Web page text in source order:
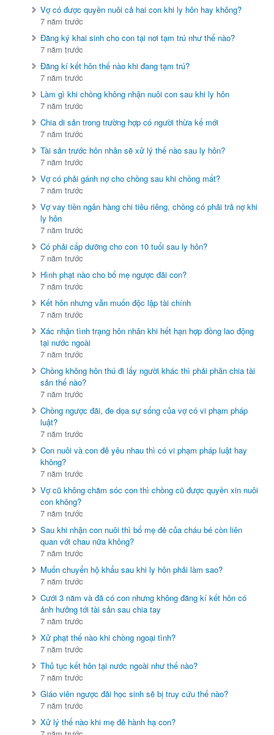
Vợ có được quyền nuôi cả hai con khi ly hôn hay không?
7 năm trước
Đăng ký khai sinh cho con tại nơi tạm trú như thế nào?
7 năm trước
Đăng kí kết hôn thế nào khi đang tạm trú?
7 năm trước
Làm gì khi chồng không nhận nuôi con sau khi ly hôn
7 năm trước
Chia di sản trong trường hợp có người thừa kế mới
7 năm trước
Tài sản trước hôn nhân sẽ xử lý thế nào sau ly hôn?
7 năm trước
Vợ có phải gánh nợ cho chồng sau khi chồng mất?
7 năm trước
Vợ vay tiền ngân hàng chi tiêu riêng, chồng có phải trả nợ khi
ly hôn
7 năm trước
Có phải cấp dưỡng cho con 10 tuổi sau ly hôn?
7 năm trước
Hình phạt nào cho bố mẹ ngược đãi con?
7 năm trước
Kết hôn nhưng vẫn muốn độc lập tài chính
7 năm trước
Xác nhận tình trạng hôn nhân khi hết hạn hợp đồng lao động
tại nước ngoài
7 năm trước
Chồng không hôn thú đi lấy người khác thì phải phân chia tài
sản thế nào?
7 năm trước
Chồng ngược đãi, đe dọa sự sống của vợ có vi phạm pháp
luật?
7 năm trước
Con nuôi và con đẻ yêu nhau thì có vi phạm pháp luật hay
không?
7 năm trước
Vợ cũ không chăm sóc con thì chồng cũ được quyền xin nuôi
con không?
7 năm trước
Sau khi nhận con nuôi thì bố mẹ đẻ của cháu bé còn liên
quan với chau nữa không?
7 năm trước
Muốn chuyển hộ khẩu sau khi ly hôn phải làm sao?
7 năm trước
Cưới 3 năm và đã có con nhưng không đăng kí kết hôn có
ảnh hưởng tới tài sản sau chia tay
7 năm trước
Xử phạt thế nào khi chồng ngoại tình?
7 năm trước
Thủ tục kết hôn tại nước ngoài như thế nào?
7 năm trước
Giáo viên ngược đãi học sinh sẽ bị truy cứu thế nào?
7 năm trước
Xử lý thế nào khi mẹ đẻ hành hạ con?